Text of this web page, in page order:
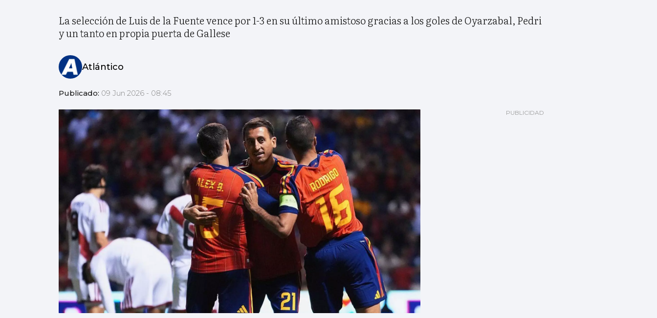
La selección de Luis de la Fuente vence por 1-3 en su último amistoso gracias a los goles de Oyarzabal, Pedri
y un tanto en propia puerta de Gallese
Atlántico
Publicado: 09 Jun 2026 - 08:45